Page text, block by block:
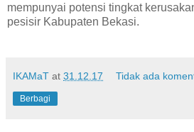
mempunyai potensi tingkat
pesisir Kabupaten Bekasi.
IKAMaT at 31.12.17 Tidak ada
Berbagi